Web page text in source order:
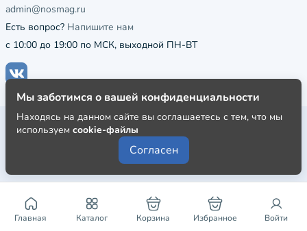
Главная Каталог Корзина Избранное Войти
admin@nosmag.ru
Есть вопрос? Напишите нам
с 10:00 до 19:00 по МСК, выходной ПН-ВТ
Публичная оферта
Пользовательское соглашение
Политика конфиденциальности
Мы заботимся о вашей конфиденциальности
Находясь на данном сайте вы соглашаетесь с тем, что мы
используем cookie-файлы
Согласен